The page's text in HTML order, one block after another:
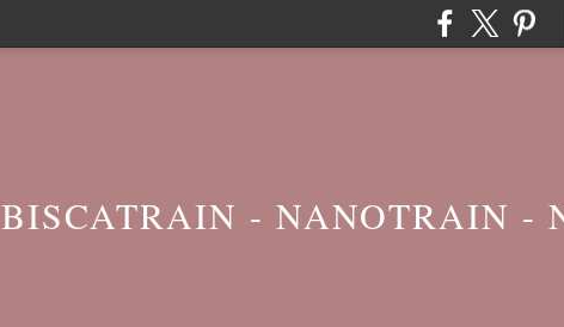
BISCATRAIN - NANOTRAIN -